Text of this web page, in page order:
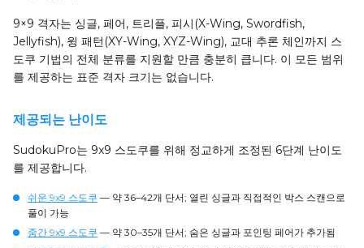
9×9 격자는 싱글, 페어, 트리플, 피시(X-Wing, Swordfish,
Jellyfish), 윙 패턴(XY-Wing, XYZ-Wing), 교대 추론 체인까지 스
도쿠 기법의 전체 분류를 지원할 만큼 충분히 큽니다. 이 모든 범위
를 제공하는 표준 격자 크기는 없습니다.
제공되는 난이도
SudokuPro는 9x9 스도쿠를 위해 정교하게 조정된 6단계 난이도
를 제공합니다.
쉬운 9x9 스도쿠 — 약 36–42개 단서; 열린 싱글과 직접적인 박스 스캔으로
풀이 가능
중간 9x9 스도쿠 — 약 30–35개 단서; 숨은 싱글과 포인팅 페어가 추가됨